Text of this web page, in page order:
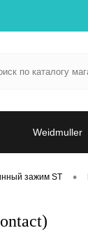
Weidmuller
зажим ST •